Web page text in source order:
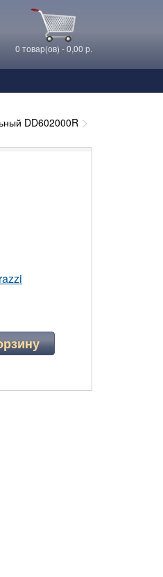
0 товар(ов) - 0,00 р.
DD602000R